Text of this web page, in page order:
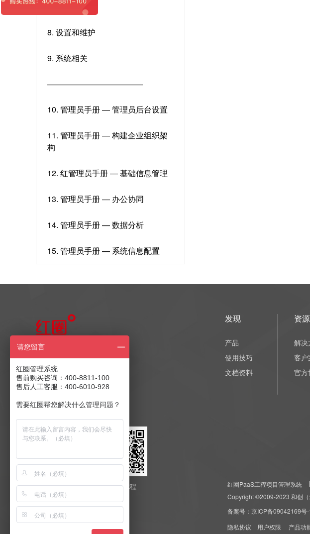
请您留言
红圈管理系统
售前购买咨询：400-8811-100
售后人工客服：400-6010-928
需要红圈帮您解决什么管理问题？
7. 报表
8. 设置和维护
9. 系统相关
————————————
10. 管理员手册 — 管理员后台设置
11. 管理员手册 — 构建企业组织架
构
12. 红管理员手册 — 基础信息管理
13. 管理员手册 — 办公协同
14. 管理员手册 — 数据分析
15. 管理员手册 — 系统信息配置
售前产品咨询
400-8811-100
售后客服：400-6010-928
商务合作：
发送至邮箱
红圈云 红圈工程
发现
产品
使用技巧
文档资料
资
解决
客户
官方
红圈PaaS工程项目管理系统
Copyright ©2009-2023 和创
备案号：京ICP备09042169号-
隐私协议
用户权限 产品功